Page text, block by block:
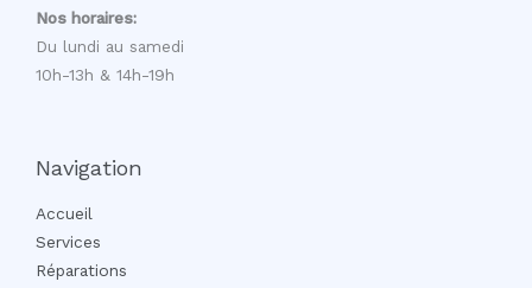
Nos horaires:
Du lundi au samedi
10h-13h & 14h-19h
Navigation
Accueil
Services
Réparations